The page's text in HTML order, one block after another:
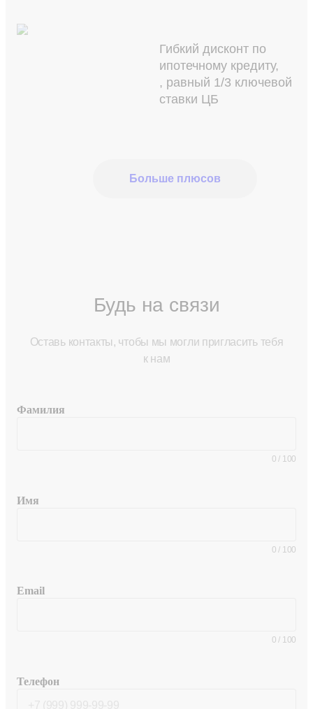
Гибкий дисконт по
ипотечному кредиту,
, равный 1/3 ключевой
ставки ЦБ
Больше плюсов
Будь на связи
Оставь контакты, чтобы мы могли пригласить тебя
к нам
Фамилия
0 / 100
Имя
0 / 100
Email
0 / 100
Телефон